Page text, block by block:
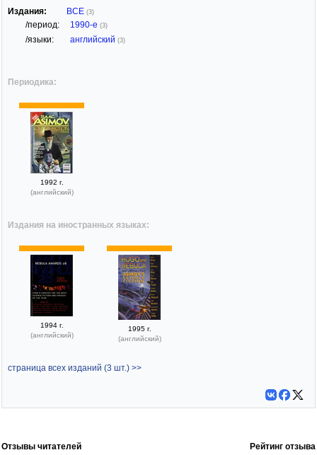
Издания: ВСЕ (3)
/период: 1990-е (3)
/языки: английский (3)
Периодика:
1992 г.
(английский)
Издания на иностранных языках:
1994 г.
(английский)
1995 г.
(английский)
страница всех изданий (3 шт.) >>
Отзывы читателей Рейтинг отзыва